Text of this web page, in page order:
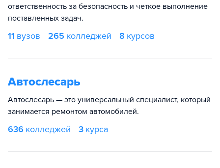
ответственность за безопасность и четкое выполнение
поставленных задач.
11 вузов 265 колледжей 8 курсов
Автослесарь
Автослесарь — это универсальный специалист, который
занимается ремонтом автомобилей.
636 колледжей 3 курса